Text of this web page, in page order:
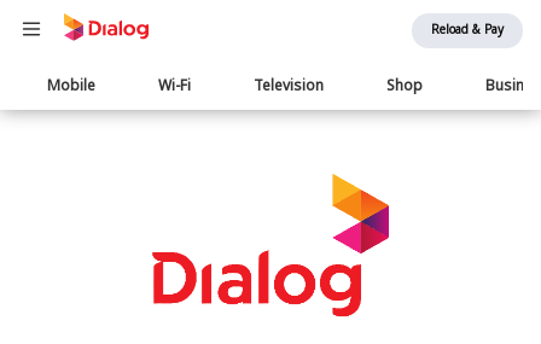
Reload & Pay
Main
navigation
Mobile Wi-Fi Television Shop